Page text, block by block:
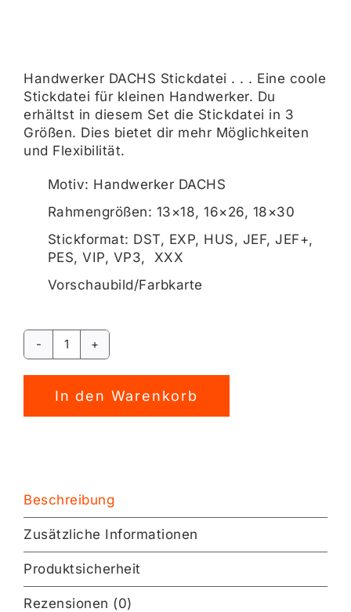
Handwerker DACHS Stickdatei . . . Eine coole
Stickdatei für kleinen Handwerker. Du
erhältst in diesem Set die Stickdatei in 3
Größen. Dies bietet dir mehr Möglichkeiten
und Flexibilität.
Motiv: Handwerker DACHS
Rahmengrößen: 13×18, 16×26, 18×30
Stickformat: DST, EXP, HUS, JEF, JEF+,
PES, VIP, VP3, XXX
Vorschaubild/Farbkarte
Handwerker
Stickdatei
[Digital]
In den Warenkorb
Alternative:
Beschreibung
Zusätzliche Informationen
Produktsicherheit
Rezensionen (0)